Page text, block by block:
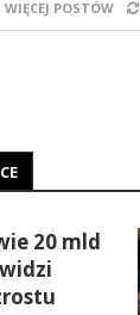
POSTÓW
20 mld